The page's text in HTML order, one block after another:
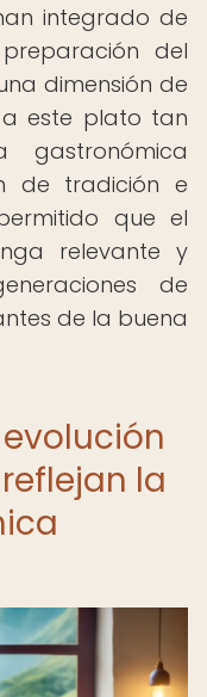
integrado de
del
dimensión de
a este plato tan
de tradición e
que el
relevante y
de
de la buena
la